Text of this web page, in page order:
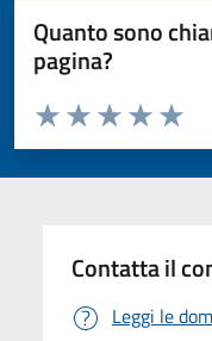
Quanto sono
pagina?
Valuta da 1 a 5 stelle la
Valuta 4
Valuta 3
Valuta 2 stelle su
Valuta 1 stelle su 5
Contatta il
Leggi le